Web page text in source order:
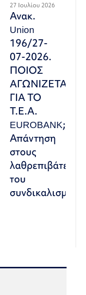
27 Ιουλίου 2026
Ανακ.
Union
196/27-
07-2026.
ΠΟΙΟΣ
ΑΓΩΝΙΖΕΤΑΙ
ΓΙΑ ΤΟ
Τ.Ε.Α.
EUROBANK;
Απάντηση
στους
λαθρεπιβάτες
του
συνδικαλισμού